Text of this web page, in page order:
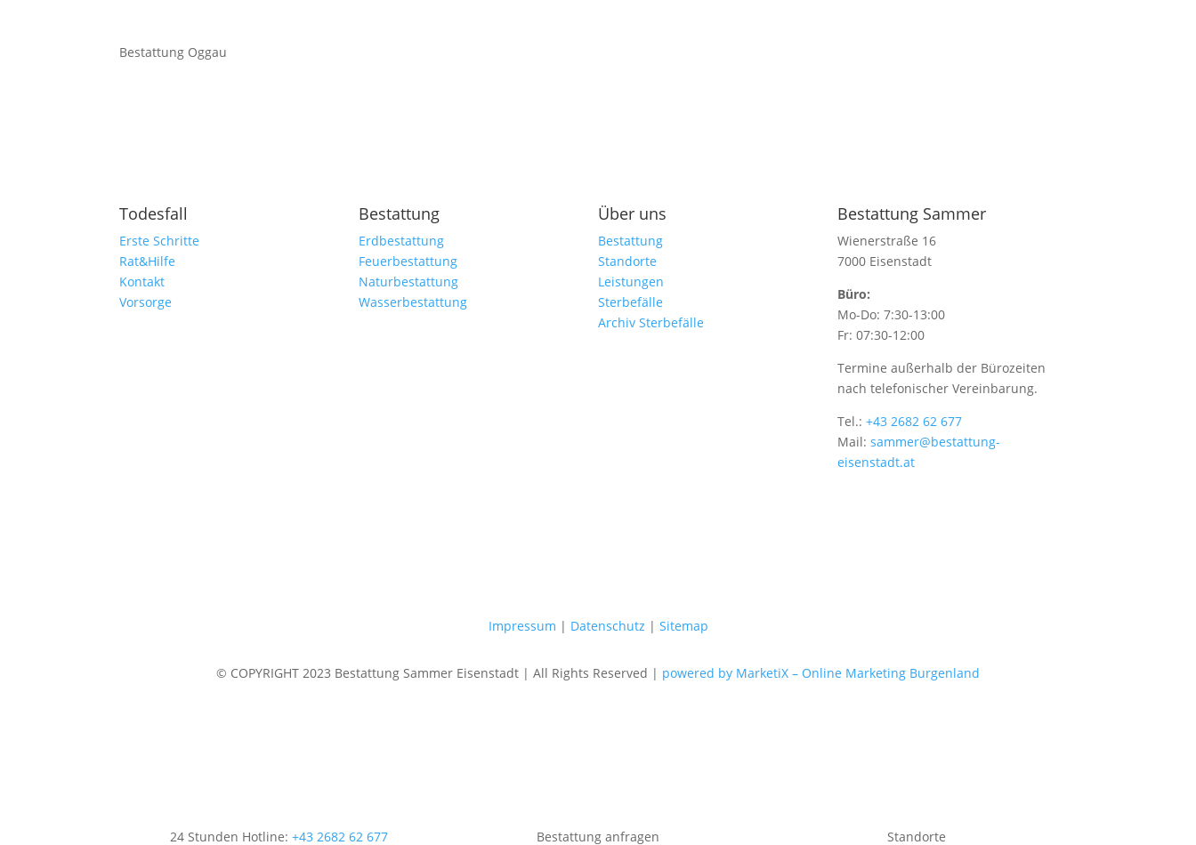
Bestattung Oggau
Todesfall
Erste Schritte
Rat&Hilfe
Kontakt
Vorsorge
Bestattung
Erdbestattung
Feuerbestattung
Naturbestattung
Wasserbestattung
Über uns
Bestattung
Standorte
Leistungen
Sterbefälle
Archiv Sterbefälle
Bestattung Sammer
Wienerstraße 16
7000 Eisenstadt
Büro:
Mo-Do: 7:30-13:00
Fr: 07:30-12:00
Termine außerhalb der Bürozeiten
nach telefonischer Vereinbarung.
Tel.: +43 2682 62 677
Mail: sammer@bestattung-
eisenstadt.at
Impressum | Datenschutz | Sitemap
© COPYRIGHT 2023 Bestattung Sammer Eisenstadt | All Rights Reserved | powered by MarketiX – Online Marketing Burgenland
24 Stunden Hotline:+43 2682 62 677 Bestattung anfragen Standorte